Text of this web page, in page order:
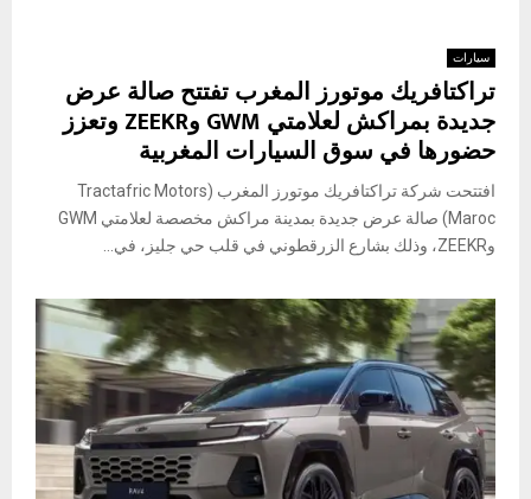
سيارات
تراكتافريك موتورز المغرب تفتتح صالة عرض
جديدة بمراكش لعلامتي GWM وZEEKR وتعزز
حضورها في سوق السيارات المغربية
افتتحت شركة تراكتافريك موتورز المغرب (Tractafric Motors
Maroc) صالة عرض جديدة بمدينة مراكش مخصصة لعلامتي GWM
وZEEKR، وذلك بشارع الزرقطوني في قلب حي جليز، في...